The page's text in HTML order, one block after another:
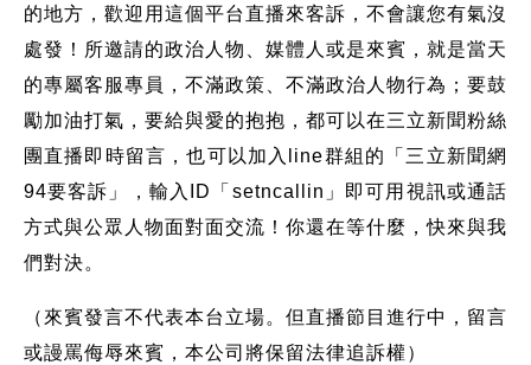
的地方，歡迎用這個平台直播來客訴，不會讓您有氣沒
處發！所邀請的政治人物、媒體人或是來賓，就是當天
的專屬客服專員，不滿政策、不滿政治人物行為；要鼓
勵加油打氣，要給與愛的抱抱，都可以在三立新聞粉絲
團直播即時留言，也可以加入line群組的「三立新聞網
94要客訴」，輸入ID「setncallin」即可用視訊或通話
方式與公眾人物面對面交流！你還在等什麼，快來與我
們對決。
（來賓發言不代表本台立場。但直播節目進行中，留言
或謾罵侮辱來賓，本公司將保留法律追訴權）